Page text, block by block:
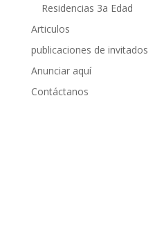
Residencias 3a Edad
Articulos
publicaciones de invitados
Anunciar aquí
Contáctanos